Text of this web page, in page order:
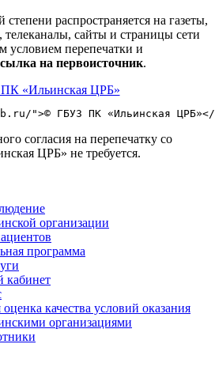
распространяется на газеты,
сайты и страницы сети
условием перепечатки и
на первоисточник.
«Ильинская ЦРБ»
">© ГБУЗ ПК «Ильинская ЦРБ»</
согласия на перепечатку со
ЦРБ» не требуется.
организации
программа
кабинет
качества условий оказания
организациями